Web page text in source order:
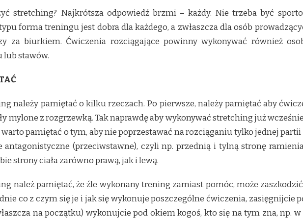
stretching? Najkrótsza odpowiedź brzmi – każdy. Nie trzeba być
forma treningu jest dobra dla każdego, a zwłaszcza dla osób
za biurkiem. Ćwiczenia rozciągające powinny wykonywać również
lub stawów.
należy pamiętać o kilku rzeczach. Po pierwsze, należy pamiętać aby
mylone z rozgrzewką. Tak naprawdę aby wykonywać stretching już
pamiętać o tym, aby nie poprzestawać na rozciąganiu tylko jednej
antagonistyczne (przeciwstawne), czyli np. przednią i tylną stronę
strony ciała zarówno prawą, jak i lewą.
należ pamiętać, że źle wykonany trening zamiast pomóc, może
co z czym się je i jak się wykonuje poszczególne ćwiczenia, zasięgnijcie
na początku) wykonujcie pod okiem kogoś, kto się na tym zna, np.